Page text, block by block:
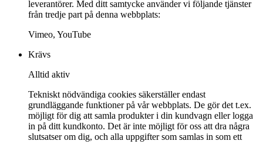
leverantörer. Med ditt samtycke använder vi följande tjänster
från tredje part på denna webbplats:
Vimeo, YouTube
Krävs
Alltid aktiv
Tekniskt nödvändiga cookies säkerställer endast
grundläggande funktioner på vår webbplats. De gör det t.ex.
möjligt för dig att samla produkter i din kundvagn eller logga
in på ditt kundkonto. Det är inte möjligt för oss att dra några
slutsatser om dig, och alla uppgifter som samlas in som ett